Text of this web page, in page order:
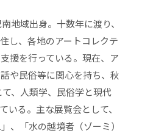
地域出身。十数年に渡り、
し、各地のアートコレクテ
援を行っている。現在、ア
や民俗等に関心を持ち、秋
、人類学、民俗学と現代
いる。主な展覧会として、
、「水の越境者（ゾーミ）